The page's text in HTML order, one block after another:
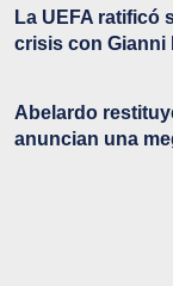
La UEFA ratificó
crisis con Gianni
Abelardo
anuncian una